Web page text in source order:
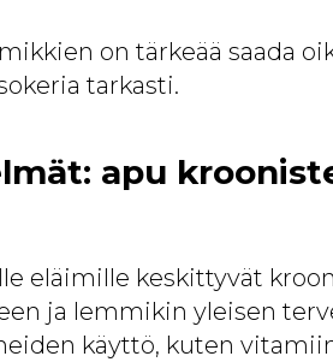
on tärkeää saada
tarkasti.
apu
eläimille keskittyvät
ja lemmikin yleisen
käyttö, kuten